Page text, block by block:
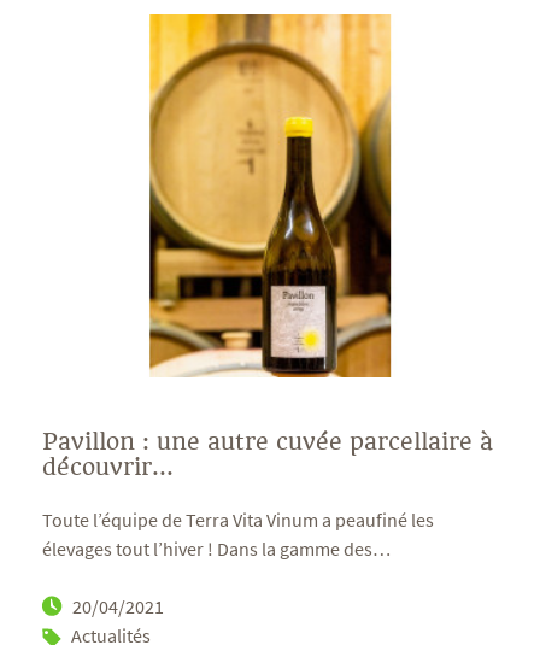
Pavillon : une autre cuvée parcellaire à
découvrir...
Toute l’équipe de Terra Vita Vinum a peaufiné les
élevages tout l’hiver ! Dans la gamme des…
20/04/2021
Actualités